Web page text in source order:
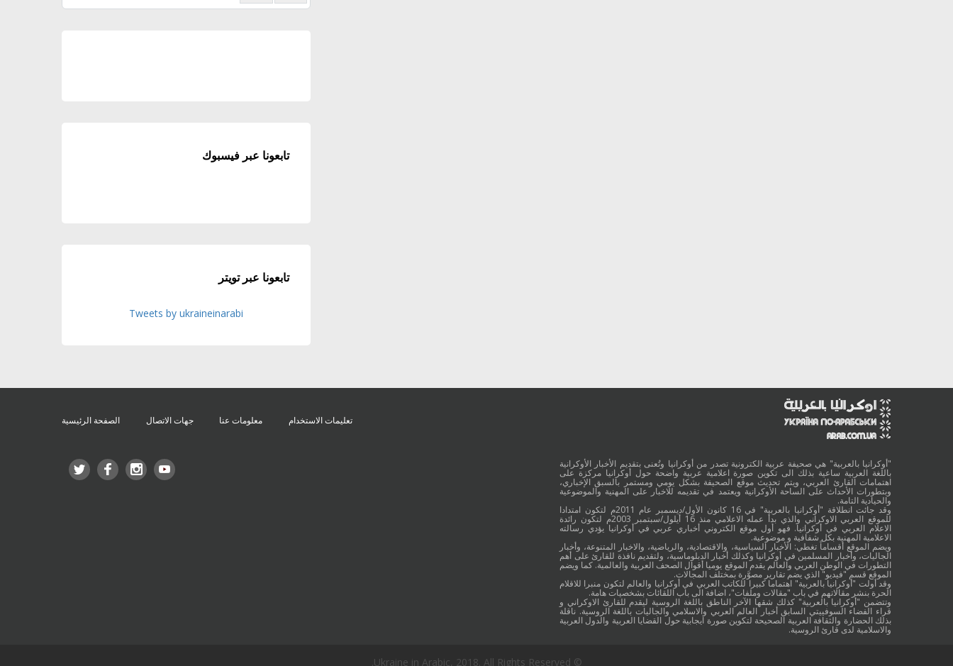
تابعونا عبر فيسبوك
تابعونا عبر تويتر
Tweets by ukraineinarabi
"أوكرانيا بالعربية" هي صحيفة عربية الكترونية تصدر من أوكرانيا وتُعنى بتقديم الأخبار الأوكرانية
باللغة العربية ساعية بذلك الى تكوين صورة اعلامية عربية واضحة حول أوكرانيا مركزة على
اهتمامات القارئ العربي، ويتم تحديث موقع الصحيفة بشكل يومي ومستمر بالسبق الإخباري،
وبتطورات الأحداث على الساحة الأوكرانية ويعتمد في تقديمه للاخبار على المهنية والموضوعية
والحيادية التامة.
وقد جائت انطلاقة "أوكرانيا بالعربية" في 16 كانون الأول/ديسمبر عام 2011م لتكون امتدادا
للموقع العربي الاوكراني والذي بدأ عمله الاعلامي منذ 16 أيلول/سبتمبر 2003م لتكون رائدة
الاعلام العربي في أوكرانيا. فهو أول موقع الكتروني أخباري عربي في أوكرانيا يؤدي رسالته
الاعلامية المهنية بكل شفافية و موضوعية.
ويضم الموقع أقساماً تغطي: الأخبار السياسية، والاقتصادية، والرياضية، والاخبار المتنوعة، وأخبار
الجاليات، وأخبار المسلمين في أوكرانيا وكذلك أخبار الدبلوماسية، ولتقديم نافذة للقارئ على أهم
التطورات في الوطن العربي والعالم يقدم الموقع يوميا أقوال الصحف العربية والعالمية. كما ويضم
الموقع قسم "فيديو" الذي يضم تقارير مصوَّرة بمختلف المجالات.
وقد أولت "أوكرانيا بالعربية" اهتماما كبيرا للكاتب العربي في أوكرانيا والعالم لتكون منبرا للاقلام
الحرة بنشر مقالاتهم في باب "مقالات وملفات"، اضافة الى باب اللقائات بشخصيات هامة.
وتتضمن "أوكرانيا بالعربية" كذلك شقها الآخر الناطق باللغة الروسية ليقدم للقارئ الاوكراني و
قراء الفضاء السوفييتي السابق أخبار العالم العربي والاسلامي والجاليات باللغة الروسية. ناقلة
بذلك الحضارة والثقافة العربية الصحيحة لتكوين صورة ايجابية حول القضايا العربية والدول العربية
والاسلامية لدى قارئ الروسية.
تعليمات الاستخدام معلومات عنا جهات الاتصال الصفحة الرئيسية
© Ukraine in Arabic, 2018. All Rights Reserved.